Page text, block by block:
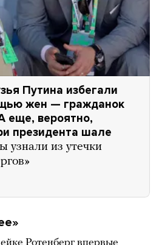
Путина избегали
жен — гражданок
еще, вероятно,
президента шале
узнали из утечки